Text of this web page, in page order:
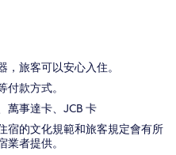
旅客可以安心入住。
款方式。
萬事達卡、JCB 卡
宿的文化規範和旅客規定會有所
者提供。